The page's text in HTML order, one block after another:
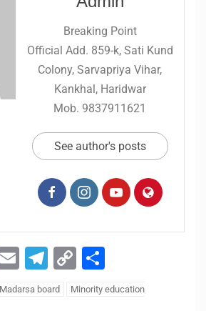
Breaking Point
Official Add. 859-k, Sati Kund
Colony, Sarvapriya Vihar,
Kankhal, Haridwar
Mob. 9837911621
See author's posts
EmailTelegram
Copy
Link
Madarsa board
Minority education